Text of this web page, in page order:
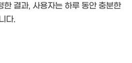
한 결과, 사용자는 하루 동안 충분한
다.